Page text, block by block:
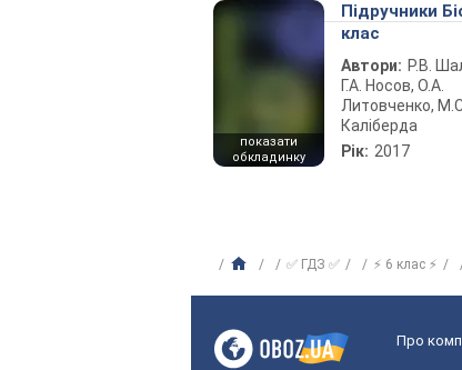
показати
обкладинку
Підручники
клас
Автори: Р.В.
Г.А. Носов, О.А.
Литовченко,
Каліберда
Рік: 2017
✅ ГДЗ ✅ ⚡ 6 клас ⚡
Про